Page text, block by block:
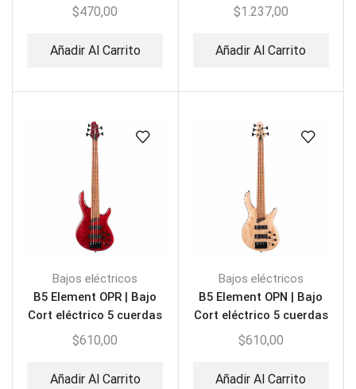
$470,00
Añadir Al Carrito
$1.237,00
Añadir Al Carrito
Bajos eléctricos
B5 Element OPR | Bajo
Cort eléctrico 5 cuerdas
$610,00
Añadir Al Carrito
Bajos eléctricos
B5 Element OPN | Bajo
Cort eléctrico 5 cuerdas
$610,00
Añadir Al Carrito